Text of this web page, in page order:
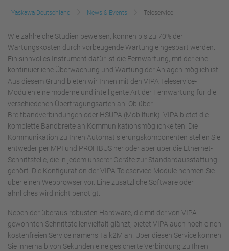
Yaskawa Deutschland News & Events Teleservice
Wie zahlreiche Studien beweisen, können bis zu 70% der
Wartungskosten durch vorbeugende Wartung eingespart werden.
Ein sinnvolles Instrument dafür ist die Fernwartung, mit der eine
kontinuierliche Überwachung und Wartung der Anlagen möglich ist.
Aus diesem Grund bieten wir Ihnen mit den VIPA Teleservice-
Modulen eine moderne und intelligente Art der Fernwartung für die
verschiedenen Übertragungsarten an. Ob über
Breitbandverbindungen oder HSUPA (Mobilfunk). VIPA bietet die
komplette Bandbreite an Kommunikationsmöglichkeiten. Die
Kommunikation zu Ihren Automatisierungskomponenten stellen Sie
entweder per MPI und PROFIBUS her oder aber über die Ethernet-
Schnittstelle, die in jedem unserer Geräte zur Standardausstattung
gehört. Die Konfiguration der VIPA Teleservice-Module nehmen Sie
über einen Webbrowser vor. Eine zusätzliche Software oder
ähnliches wird nicht benötigt.
Neben der überaus robusten Hardware, die mit der von VIPA
gewohnten Schnittstellenvielfalt glänzt, bietet VIPA auch noch einen
kostenfreien Service namens Talk2M an. Über diesen Service können
Sie innerhalb von Sekunden eine gesicherte Verbindung zu Ihren